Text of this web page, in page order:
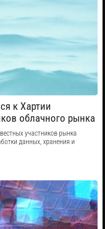
к Хартии
облачного рынка
участников рынка
данных, хранения и